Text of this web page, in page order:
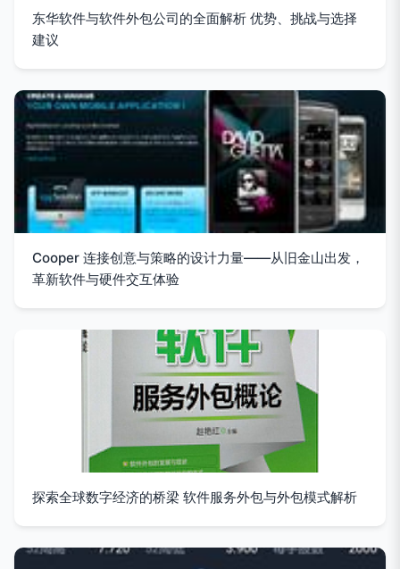
东华软件与软件外包公司的全面解析 优势、挑战与选择
建议
Cooper 连接创意与策略的设计力量——从旧金山出发，
革新软件与硬件交互体验
探索全球数字经济的桥梁 软件服务外包与外包模式解析